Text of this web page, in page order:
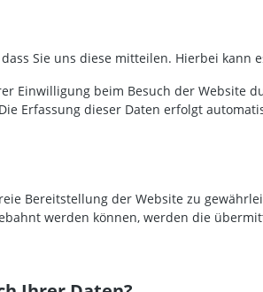
Sie uns diese mitteilen. Hierbei kann
Einwilligung beim Besuch der Website
Erfassung dieser Daten erfolgt
Bereitstellung der Website zu
werden können, werden die